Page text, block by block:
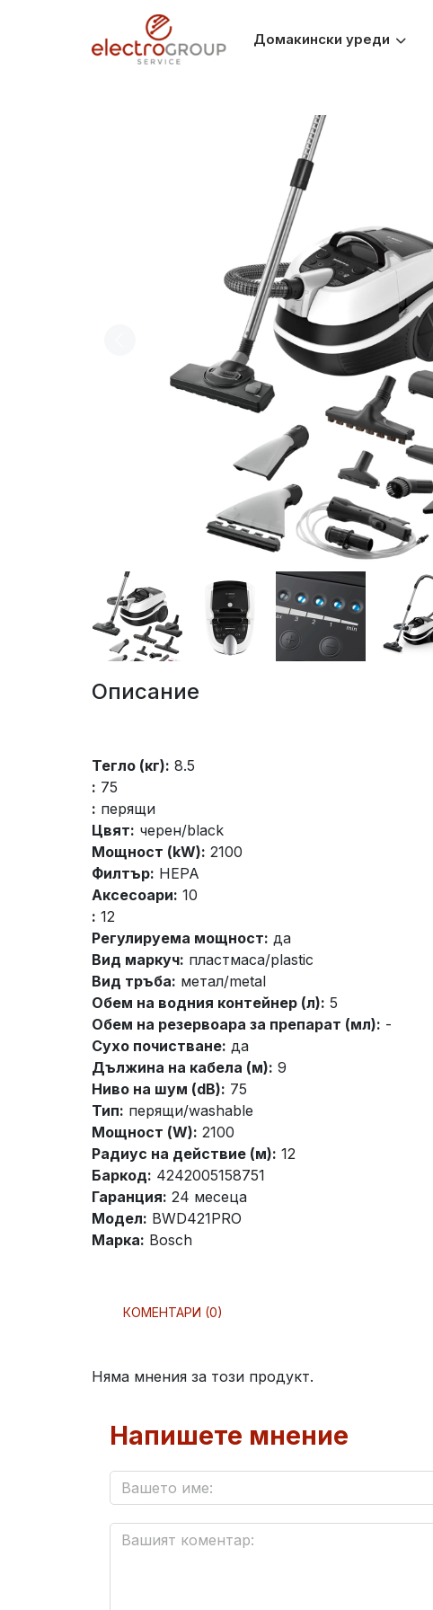
Домакински уреди
Описание
Тегло (кг): 8.5
: 75
: перящи
Цвят: черен/black
Мощност (kW): 2100
Филтър: HEPA
Аксесоари: 10
: 12
Регулируема мощност: да
Вид маркуч: пластмаса/plastic
Вид тръба: метал/metal
Обем на водния контейнер (л): 5
Обем на резервоара за препарат (мл): -
Сухо почистване: да
Дължина на кабела (м): 9
Ниво на шум (dB): 75
Тип: перящи/washable
Мощност (W): 2100
Радиус на действие (м): 12
Баркод: 4242005158751
Гаранция: 24 месеца
Модел: BWD421PRO
Марка: Bosch
КОМЕНТАРИ (0)
Няма мнения за този продукт.
Напишете мнение